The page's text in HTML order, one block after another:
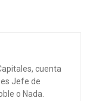
cuenta
Jefe de
o Nada.